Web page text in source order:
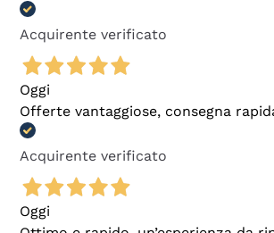
Acquirente verificato
Oggi
Offerte vantaggiose, consegna
Acquirente verificato
Oggi